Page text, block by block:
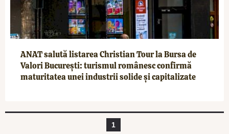
ANAT salută listarea Christian Tour la Bursa de
Valori București: turismul românesc confirmă
maturitatea unei industrii solide și capitalizate
1